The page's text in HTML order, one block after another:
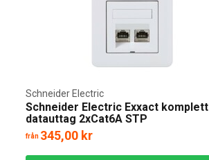
Schneider Electric Exxact komplett
datauttag 2xCat6A STP
Schneider Electric
från 345,00 kr